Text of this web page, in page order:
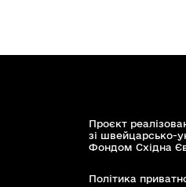
Проєкт
зі швейцарсько-
Фондом Східна
Політика